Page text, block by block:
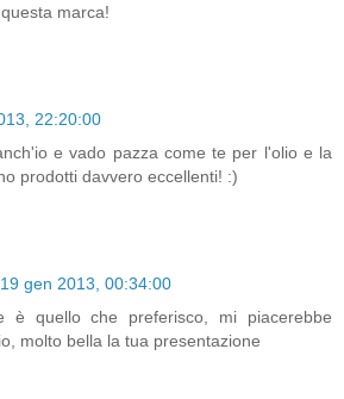
marca!
22:20:00
e vado pazza come te per l'olio e la
prodotti davvero eccellenti! :)
19 gen 2013, 00:34:00
è quello che preferisco, mi piacerebbe
molto bella la tua presentazione